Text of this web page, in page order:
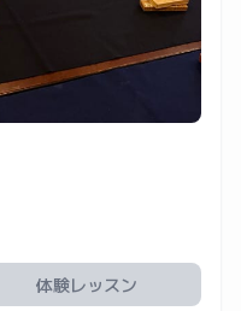
体験レッスン